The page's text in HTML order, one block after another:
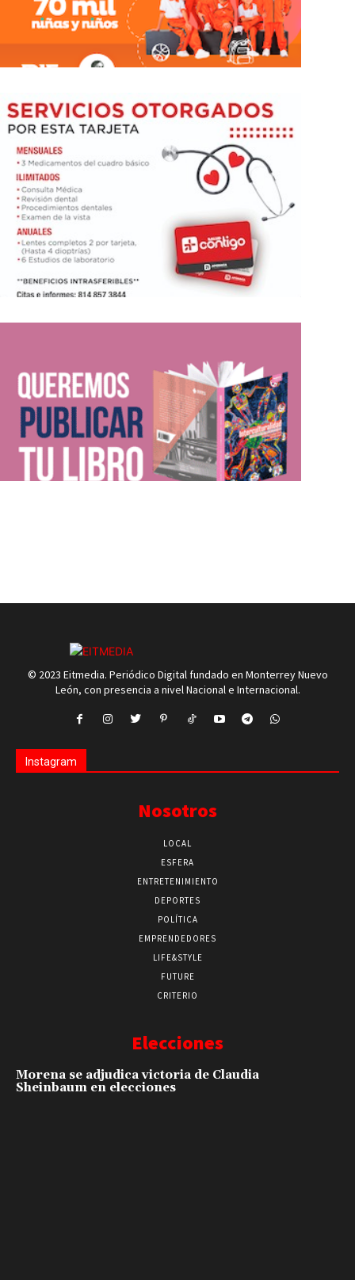
© 2023 Eitmedia. Periódico Digital fundado en Monterrey Nuevo
León, con presencia a nivel Nacional e Internacional.
Instagram
Nosotros
LOCAL
ESFERA
ENTRETENIMIENTO
DEPORTES
POLÍTICA
EMPRENDEDORES
LIFE&STYLE
FUTURE
CRITERIO
Elecciones
Morena se adjudica victoria de Claudia
Sheinbaum en elecciones